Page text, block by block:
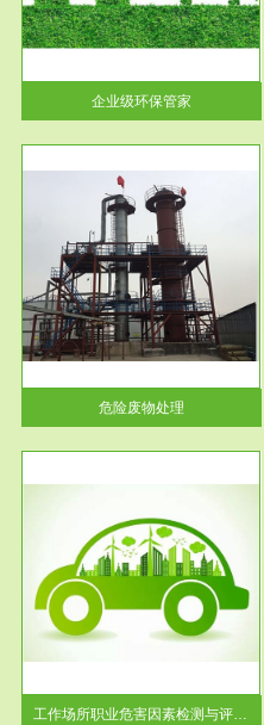
企业级环保管家
固体废物解释：固体废物是指人
们在生产建设、日常生活和其他
活动中...
危险废物处理
服务范围
市政固废处理
蔚蓝生态环境科技所从事的市政
废物处理业务包括市政废物的处
理处...
工作场所职业危害因素检测与评价...
服务范围
工作场所职业危害现状评价
【现状评价意义】：具体因素---
-通过质谱分析等多种手段明确
工作场...